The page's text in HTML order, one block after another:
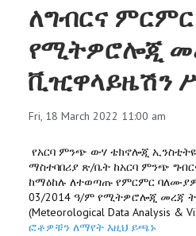
ለግብርና
የሚትዎሮሎጂ
ቪዢዋላይዜሽን
Fri, 18 March 2022 11:00 am
የአርባ ምንጭ ውሃ ቴክኖሎጂ
ማስተባበሪያ ጽ/ቤት ከአርባ ምንጭ
ከማዕከሉ ለተወጣጡ የምርምር
03/2014 ዓ/ም የሚትዎሮሎጂ መረጃ
(Meteorological Data Analysis &
ፎቶዎቹን ለማየት እዚህ ይጫኑ